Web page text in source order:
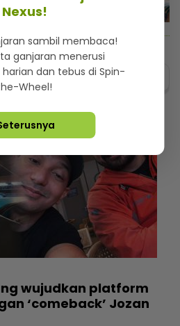
Menarik@video
wujudkan platform
‘comeback’ Jozan
Nexus!
sambil membaca!
ganjaran menerusi
dan tebus di Spin-
Wheel!